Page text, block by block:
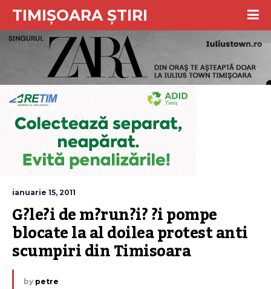
TIMIȘOARA ȘTIRI
ianuarie 15, 2011
G?le?i de m?run?i? ?i pompe
blocate la al doilea protest anti
scumpiri din Timisoara
by petre